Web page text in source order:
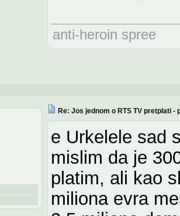
anti-heroin spree
Re: Jos jednom o RTS TV pretplati -
e Urkelele sad
mislim da je
platim, ali kao
miliona evra